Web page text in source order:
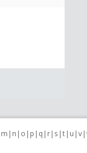
m n o p q r s t u v